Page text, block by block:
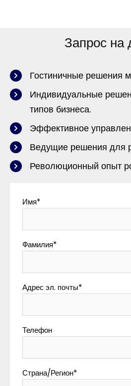
Запрос на
Гостиничные решения
Индивидуальные
типов бизнеса.
Эффективное
Ведущие решения для
Революционный опыт
Имя*
Фамилия*
Адрес эл. почты*
Телефон
Страна/Регион*